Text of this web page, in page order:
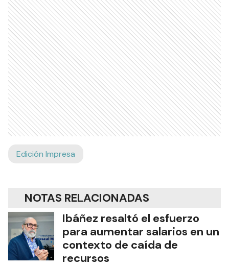
Edición Impresa
NOTAS RELACIONADAS
Ibáñez resaltó el esfuerzo
para aumentar salarios en un
contexto de caída de
recursos